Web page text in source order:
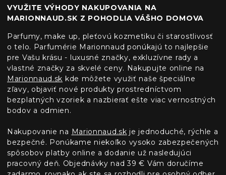
VYUŽITE VÝHODY NAKUPOVANIA NA
MARIONNAUD.SK Z POHODLIA VÁŠHO DOMOVA
Parfumy, make up, pleťovú kozmetiku či starostlivosť
o telo. Parfumérie Marionnaud ponúkajú to najlepšie
pre Vašu krásu - luxusné značky, exkluzívne rady a
vlastné značky za skvelé ceny. Nakupujte online na
Marionnaud.sk kde môžete využiť naše špeciálne
zľavy, objaviť nové produkty prostredníctvom
bezplatných vzoriek a nazbierať ešte viac vernostných
bodov a odmien.
Nakupovanie na Marionnaud.sk je jednoduché, rýchle a
bezpečné. Ponúkame niekoľko vysoko zabezpečených
spôsobov platby online a dodanie už nasledujúci
pracovný deň. Objednávky nad 39 € Vám doručíme